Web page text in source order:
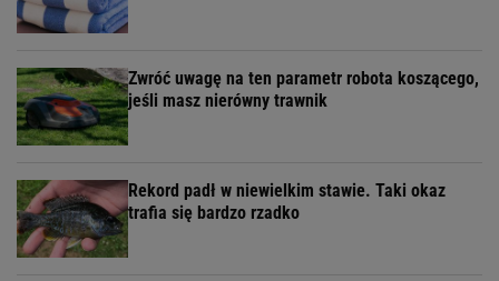
Zwróć uwagę na ten parametr robota koszącego,
jeśli masz nierówny trawnik
Rekord padł w niewielkim stawie. Taki okaz
trafia się bardzo rzadko